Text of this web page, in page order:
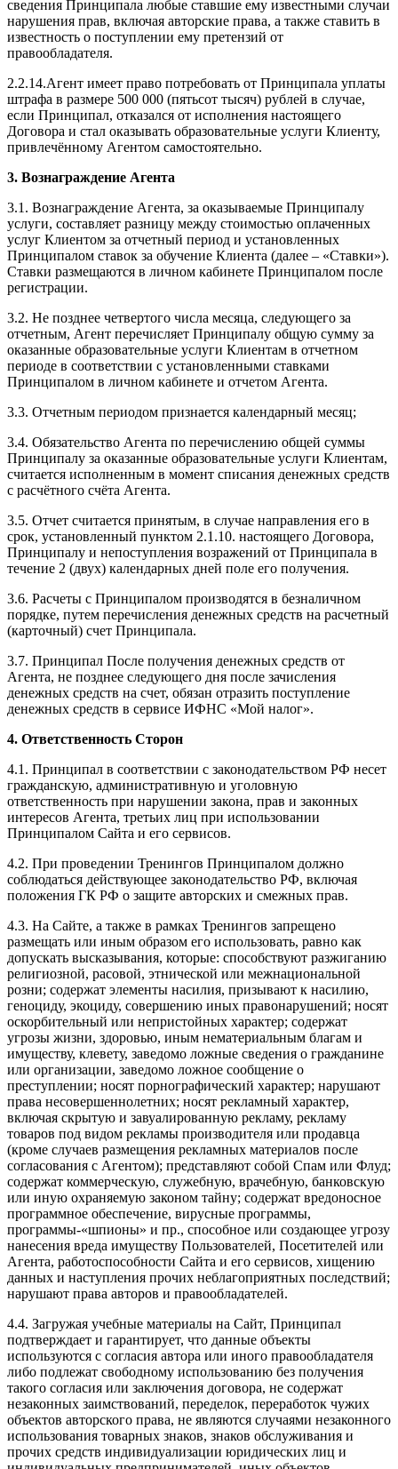
сведения Принципала любые ставшие ему известными случаи
нарушения прав, включая авторские права, а также ставить в
известность о поступлении ему претензий от
правообладателя.
2.2.14.Агент имеет право потребовать от Принципала уплаты
штрафа в размере 500 000 (пятьсот тысяч) рублей в случае,
если Принципал, отказался от исполнения настоящего
Договора и стал оказывать образовательные услуги Клиенту,
привлечённому Агентом самостоятельно.
3. Вознаграждение Агента
3.1. Вознаграждение Агента, за оказываемые Принципалу
услуги, составляет разницу между стоимостью оплаченных
услуг Клиентом за отчетный период и установленных
Принципалом ставок за обучение Клиента (далее – «Ставки»).
Ставки размещаются в личном кабинете Принципалом после
регистрации.
3.2. Не позднее четвертого числа месяца, следующего за
отчетным, Агент перечисляет Принципалу общую сумму за
оказанные образовательные услуги Клиентам в отчетном
периоде в соответствии с установленными ставками
Принципалом в личном кабинете и отчетом Агента.
3.3. Отчетным периодом признается календарный месяц;
3.4. Обязательство Агента по перечислению общей суммы
Принципалу за оказанные образовательные услуги Клиентам,
считается исполненным в момент списания денежных средств
с расчётного счёта Агента.
3.5. Отчет считается принятым, в случае направления его в
срок, установленный пунктом 2.1.10. настоящего Договора,
Принципалу и непоступления возражений от Принципала в
течение 2 (двух) календарных дней поле его получения.
3.6. Расчеты с Принципалом производятся в безналичном
порядке, путем перечисления денежных средств на расчетный
(карточный) счет Принципала.
3.7. Принципал После получения денежных средств от
Агента, не позднее следующего дня после зачисления
денежных средств на счет, обязан отразить поступление
денежных средств в сервисе ИФНС «Мой налог».
4. Ответственность Сторон
4.1. Принципал в соответствии с законодательством РФ несет
гражданскую, административную и уголовную
ответственность при нарушении закона, прав и законных
интересов Агента, третьих лиц при использовании
Принципалом Сайта и его сервисов.
4.2. При проведении Тренингов Принципалом должно
соблюдаться действующее законодательство РФ, включая
положения ГК РФ о защите авторских и смежных прав.
4.3. На Сайте, а также в рамках Тренингов запрещено
размещать или иным образом его использовать, равно как
допускать высказывания, которые: способствуют разжиганию
религиозной, расовой, этнической или межнациональной
розни; содержат элементы насилия, призывают к насилию,
геноциду, экоциду, совершению иных правонарушений; носят
оскорбительный или непристойных характер; содержат
угрозы жизни, здоровью, иным нематериальным благам и
имуществу, клевету, заведомо ложные сведения о гражданине
или организации, заведомо ложное сообщение о
преступлении; носят порнографический характер; нарушают
права несовершеннолетних; носят рекламный характер,
включая скрытую и завуалированную рекламу, рекламу
товаров под видом рекламы производителя или продавца
(кроме случаев размещения рекламных материалов после
согласования с Агентом); представляют собой Спам или Флуд;
содержат коммерческую, служебную, врачебную, банковскую
или иную охраняемую законом тайну; содержат вредоносное
программное обеспечение, вирусные программы,
программы-«шпионы» и пр., способное или создающее угрозу
нанесения вреда имуществу Пользователей, Посетителей или
Агента, работоспособности Сайта и его сервисов, хищению
данных и наступления прочих неблагоприятных последствий;
нарушают права авторов и правообладателей.
4.4. Загружая учебные материалы на Сайт, Принципал
подтверждает и гарантирует, что данные объекты
используются с согласия автора или иного правообладателя
либо подлежат свободному использованию без получения
такого согласия или заключения договора, не содержат
незаконных заимствований, переделок, переработок чужих
объектов авторского права, не являются случаями незаконного
использования товарных знаков, знаков обслуживания и
прочих средств индивидуализации юридических лиц и